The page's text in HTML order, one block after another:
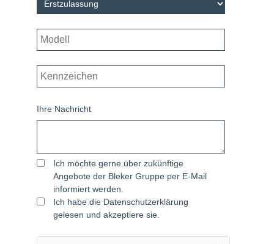
Ihre Nachricht
Ich möchte gerne über zukünftige
Angebote der Bleker Gruppe per E-Mail
informiert werden.
Ich habe die Datenschutzerklärung
gelesen und akzeptiere sie.